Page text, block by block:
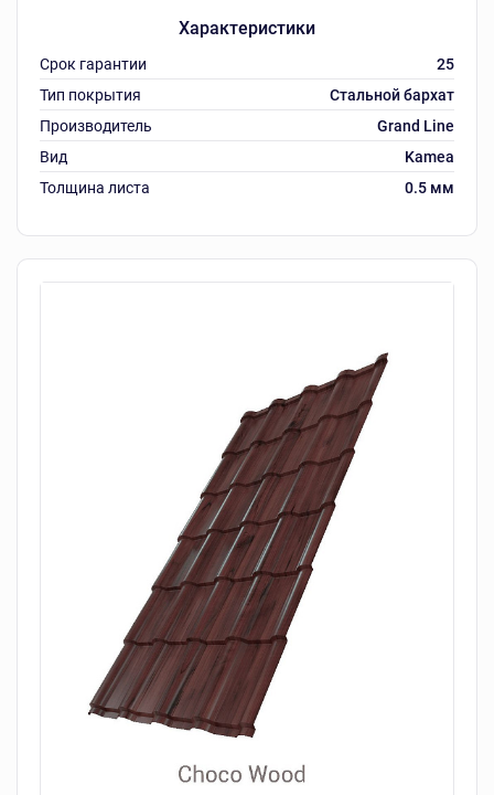
Характеристики
Срок гарантии
25
Тип покрытия
Стальной бархат
Производитель
Grand Line
Вид
Kamea
Толщина листа
0.5 мм